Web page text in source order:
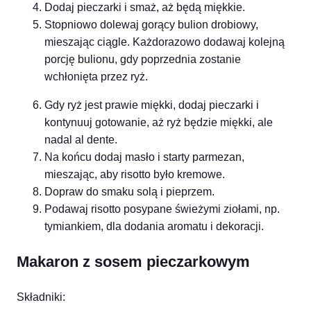
Dodaj pieczarki i smaż, aż będą miękkie.
Stopniowo dolewaj gorący bulion drobiowy,
mieszając ciągle. Każdorazowo dodawaj kolejną
porcję bulionu, gdy poprzednia zostanie
wchłonięta przez ryż.
Gdy ryż jest prawie miękki, dodaj pieczarki i
kontynuuj gotowanie, aż ryż będzie miękki, ale
nadal al dente.
Na końcu dodaj masło i starty parmezan,
mieszając, aby risotto było kremowe.
Dopraw do smaku solą i pieprzem.
Podawaj risotto posypane świeżymi ziołami, np.
tymiankiem, dla dodania aromatu i dekoracji.
Makaron z sosem pieczarkowym
Składniki: